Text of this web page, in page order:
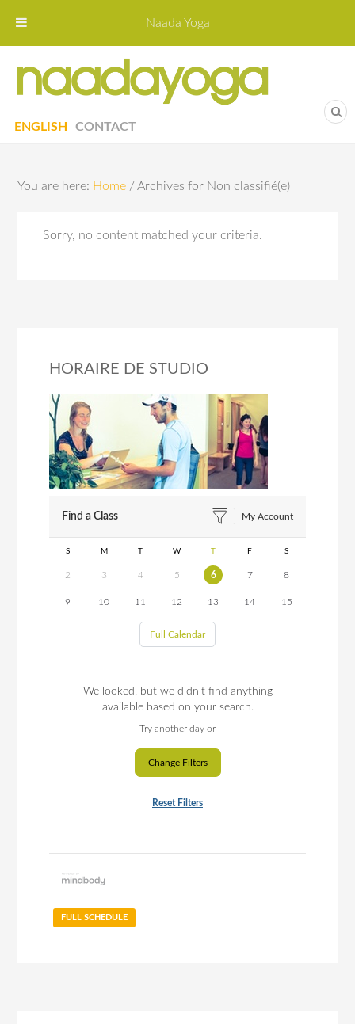
CONTACT
ENGLISH
You are here: Home / Archives for Non classifié(e)
Sorry, no content matched your criteria.
HORAIRE DE STUDIO
Find a Class My Account
S M T W T F S
2 3 4 5 6 7 8
9 10 11 12 13 14 15
Full Calendar
We looked, but we didn't find anything
available based on your search.
Try another day or
Change Filters
Reset Filters
FULL SCHEDULE
Naada Yoga